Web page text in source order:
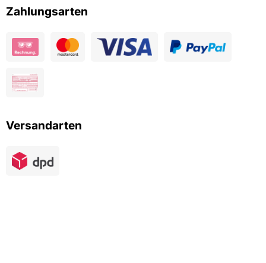
Zahlungsarten
Versandarten